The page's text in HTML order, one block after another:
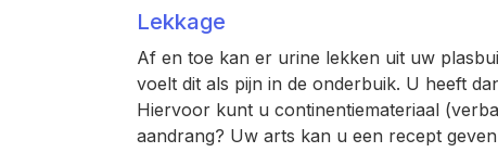
Lekkage
Af en toe kan er urine lekken uit uw
voelt dit als pijn in de onderbuik. U heeft
Hiervoor kunt u continentiemateriaal
aandrang? Uw arts kan u een recept